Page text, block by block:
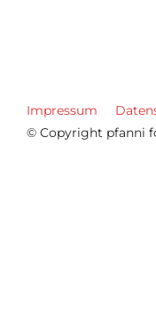
Impressum
© Copyright pfanni